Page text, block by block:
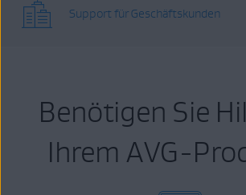
Support für Geschäftskunden
Benötigen Sie
Ihrem AVG-